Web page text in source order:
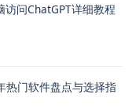
访问ChatGPT详细教程
热门软件盘点与选择指